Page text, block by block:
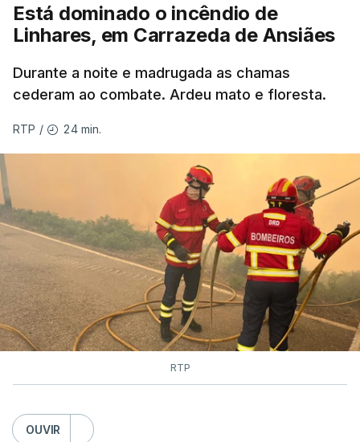
ERRO100
ERROR ON HTML5 MEDIA ELEMENT
ESTE CONTEÚDO ESTÁ NESTE
MOMENTO INDISPONÍVEL
As autoridades canadianas estimam que vai levar
dias ou semanas para controlar o fogo. Mais de
dois mil operacionais estão no terreno no combate
às chamas.
Está dominado o incêndio de
Linhares, em Carrazeda de Ansiães
Durante a noite e madrugada as chamas
cederam ao combate. Ardeu mato e floresta.
RTP / 24 min.
RTP
OUVIR